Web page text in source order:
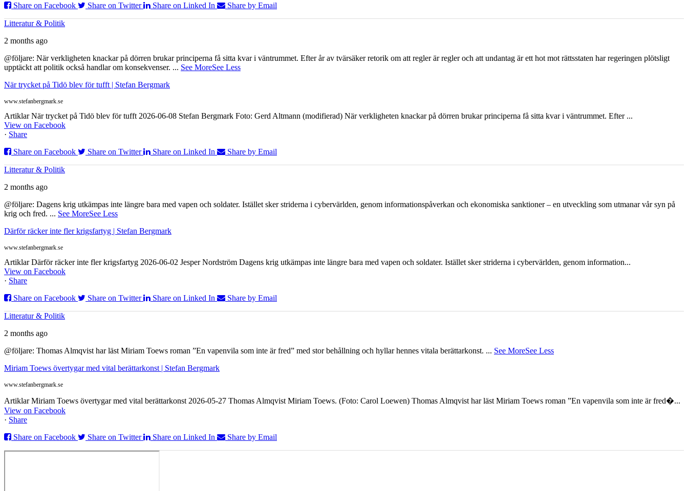
Share on Facebook
Share on Twitter Share on Linked In Share by Email
Litteratur & Politik
2 months ago
@följare: När verkligheten knackar på dörren brukar principerna få sitta kvar i väntrummet. Efter år av tvärsäker retorik om att regler är regler och att undantag är ett hot mot rättsstaten har regeringen plötsligt
upptäckt att politik också handlar om konsekvenser. ... See MoreSee Less
När trycket på Tidö blev för tufft | Stefan Bergmark
www.stefanbergmark.se
Artiklar När trycket på Tidö blev för tufft 2026-06-08 Stefan Bergmark Foto: Gerd Altmann (modifierad) När verkligheten knackar på dörren brukar principerna få sitta kvar i väntrummet. Efter ...
View on Facebook
· Share
Share on Facebook
Share on Twitter Share on Linked In Share by Email
Litteratur & Politik
2 months ago
@följare: Dagens krig utkämpas inte längre bara med vapen och soldater. Istället sker striderna i cybervärlden, genom informationspåverkan och ekonomiska sanktioner – en utveckling som utmanar vår syn på
krig och fred. ... See MoreSee Less
Därför räcker inte fler krigsfartyg | Stefan Bergmark
www.stefanbergmark.se
Artiklar Därför räcker inte fler krigsfartyg 2026-06-02 Jesper Nordström Dagens krig utkämpas inte längre bara med vapen och soldater. Istället sker striderna i cybervärlden, genom information...
View on Facebook
· Share
Share on Facebook
Share on Twitter Share on Linked In Share by Email
Litteratur & Politik
2 months ago
@följare: Thomas Almqvist har läst Miriam Toews roman ”En vapenvila som inte är fred” med stor behållning och hyllar hennes vitala berättarkonst. ... See MoreSee Less
Miriam Toews övertygar med vital berättarkonst | Stefan Bergmark
www.stefanbergmark.se
Artiklar Miriam Toews övertygar med vital berättarkonst 2026-05-27 Thomas Almqvist Miriam Toews. (Foto: Carol Loewen) Thomas Almqvist har läst Miriam Toews roman ”En vapenvila som inte är fred�...
View on Facebook
· Share
Share on Facebook
Share on Twitter Share on Linked In Share by Email